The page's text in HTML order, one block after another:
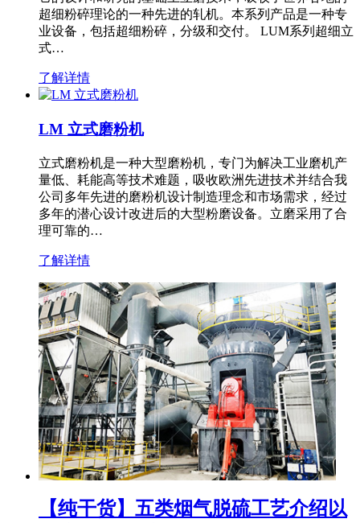
超细粉碎理论的一种先进的轧机。本系列产品是一种专
业设备，包括超细粉碎，分级和交付。 LUM系列超细立
式…
了解详情
LM 立式磨粉机
立式磨粉机是一种大型磨粉机，专门为解决工业磨机产
量低、耗能高等技术难题，吸收欧洲先进技术并结合我
公司多年先进的磨粉机设计制造理念和市场需求，经过
多年的潜心设计改进后的大型粉磨设备。立磨采用了合
理可靠的…
了解详情
【纯干货】五类烟气脱硫工艺介绍以